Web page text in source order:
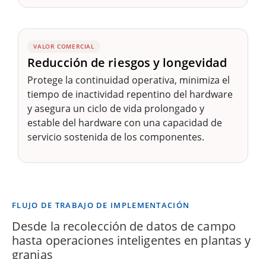
VALOR COMERCIAL
Reducción de riesgos y longevidad
Protege la continuidad operativa, minimiza el
tiempo de inactividad repentino del hardware
y asegura un ciclo de vida prolongado y
estable del hardware con una capacidad de
servicio sostenida de los componentes.
FLUJO DE TRABAJO DE IMPLEMENTACIÓN
Desde la recolección de datos de campo
hasta operaciones inteligentes en plantas y
granjas